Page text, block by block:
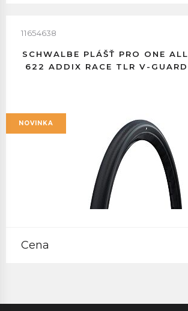
11654638
SCHWALBE PLÁŠŤ PRO ONE
622 ADDIX RACE TLR V-
NOVINKA
Cena